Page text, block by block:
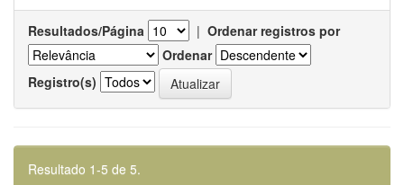
Resultados/Página | Ordenar registros por
Ordenar
Registro(s)
Resultado 1-5 de 5.